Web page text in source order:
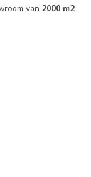
van 2000 m2